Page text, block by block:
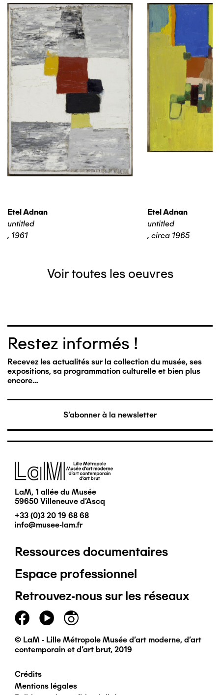
Etel Adnan
untitled
, 1961
Etel Adnan
untitled
, circa 1965
Voir toutes les oeuvres
Restez informés !
Recevez les actualités sur la collection du musée, ses
expositions, sa programmation culturelle et bien plus
encore…
S'abonner à la newsletter
Image
LaM, 1 allée du Musée
59650 Villeneuve d'Ascq
+33 (0)3 20 19 68 68
info@musee-lam.fr
Pied
de
page
principal
Ressources documentaires
Espace professionnel
Retrouvez-nous sur les réseaux
© LaM - Lille Métropole Musée d'art moderne, d'art
contemporain et d'art brut, 2019
Pied
Crédits
Mentions légales